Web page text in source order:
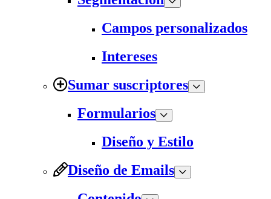
Campos personalizados
Intereses
Sumar suscriptores
Formularios
Diseño y Estilo
Diseño de Emails